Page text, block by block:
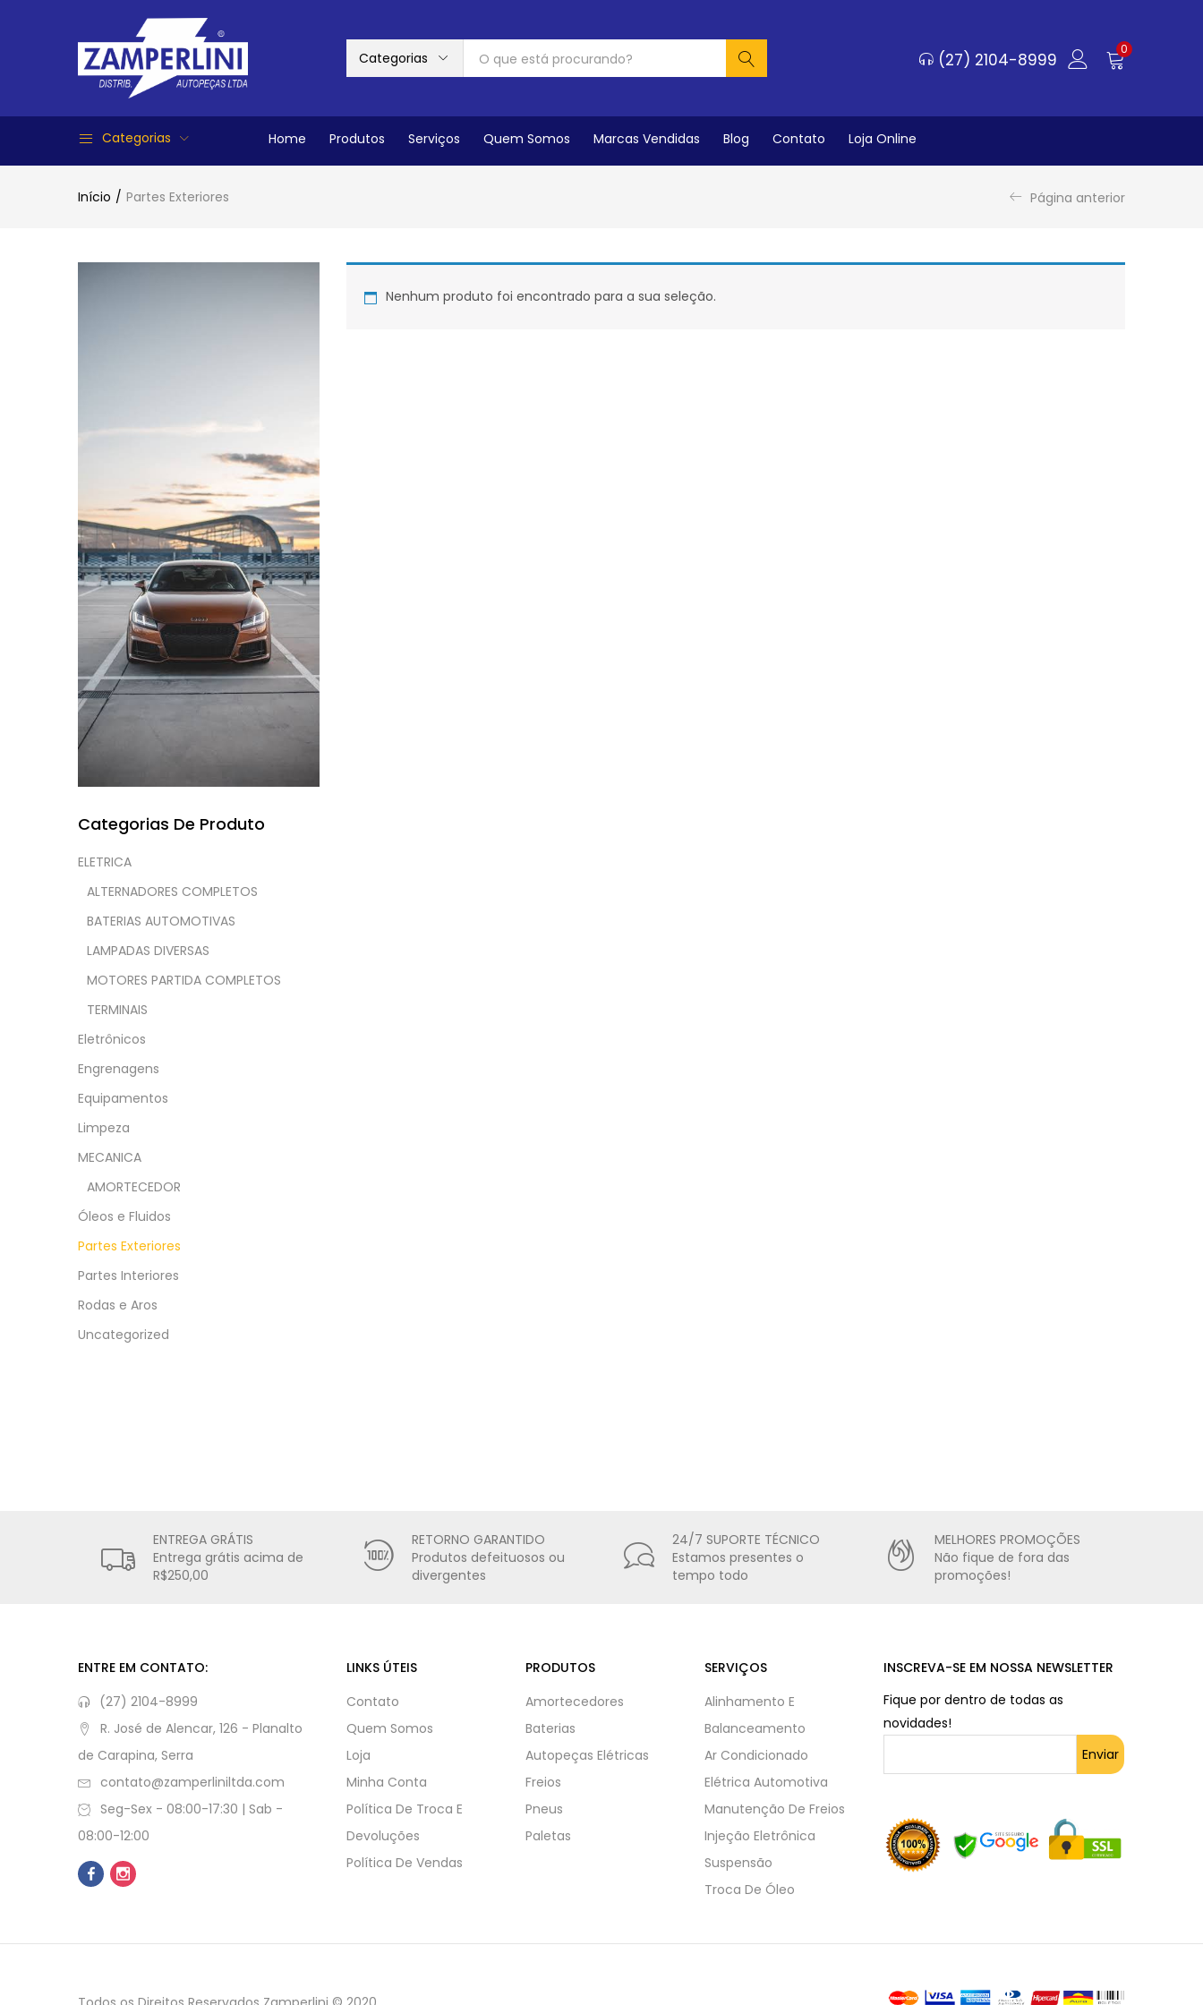
Categorias (27) 2104-8999
0
Categorias Home Produtos Serviços Quem Somos Marcas Vendidas Blog Contato Loja Online
Início Partes Exteriores Página anterior
Nenhum produto foi encontrado para a sua seleção.
Categorias De Produto
ELETRICA
ALTERNADORES COMPLETOS
BATERIAS AUTOMOTIVAS
LAMPADAS DIVERSAS
MOTORES PARTIDA COMPLETOS
TERMINAIS
Eletrônicos
Engrenagens
Equipamentos
Limpeza
MECANICA
AMORTECEDOR
Óleos e Fluidos
Partes Exteriores
Partes Interiores
Rodas e Aros
Uncategorized
ENTREGA GRÁTIS
Entrega grátis acima de
R$250,00
RETORNO GARANTIDO
Produtos defeituosos ou
divergentes
24/7 SUPORTE TÉCNICO
Estamos presentes o
tempo todo
MELHORES PROMOÇÕES
Não fique de fora das
promoções!
ENTRE EM CONTATO:
(27) 2104-8999
R. José de Alencar, 126 - Planalto
de Carapina, Serra
contato@zamperliniltda.com
Seg-Sex - 08:00-17:30 | Sab -
08:00-12:00
LINKS ÚTEIS
Contato
Quem Somos
Loja
Minha Conta
Política De Troca E
Devoluções
Política De Vendas
PRODUTOS
Amortecedores
Baterias
Autopeças Elétricas
Freios
Pneus
Paletas
SERVIÇOS
Alinhamento E
Balanceamento
Ar Condicionado
Elétrica Automotiva
Manutenção De Freios
Injeção Eletrônica
Suspensão
Troca De Óleo
INSCREVA-SE EM NOSSA NEWSLETTER
Fique por dentro de todas as
novidades!